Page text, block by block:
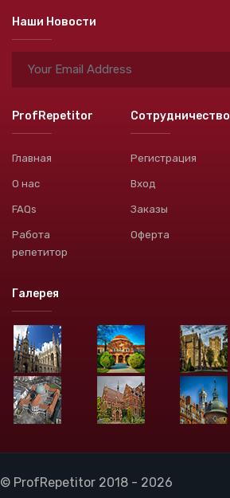
Наши Новости
ProfRepetitor
Главная
О нас
FAQs
Работа
репетитор
Сотрудничество
Регистрация
Вход
Заказы
Оферта
Галерея
© ProfRepetitor 2018 - 2026